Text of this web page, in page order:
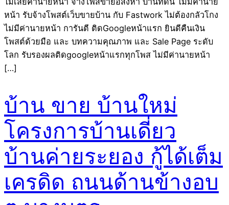
หน้า รับจ้างโพสต์เว็บขายบ้าน กับ Fastwork ไม่ต้องกลัวโกง
ไม่มีค่านายหน้า การันตี ติดGoogleหน้าแรก ยินดีคืนเงิน
โพสต์ด้วยมือ และ บทความคุณภาพ และ Sale Page ระดับ
โลก รับรองผลติดgoogleหน้าแรกทุกโพส ไม่มีค่านายหน้า
[…]
บ้าน ขาย บ้านใหม่
โครงการบ้านเดี่ยว
บ้านค่ายระยอง กู้ได้เต็ม
เครดิด ถนนด้านข้างอบ